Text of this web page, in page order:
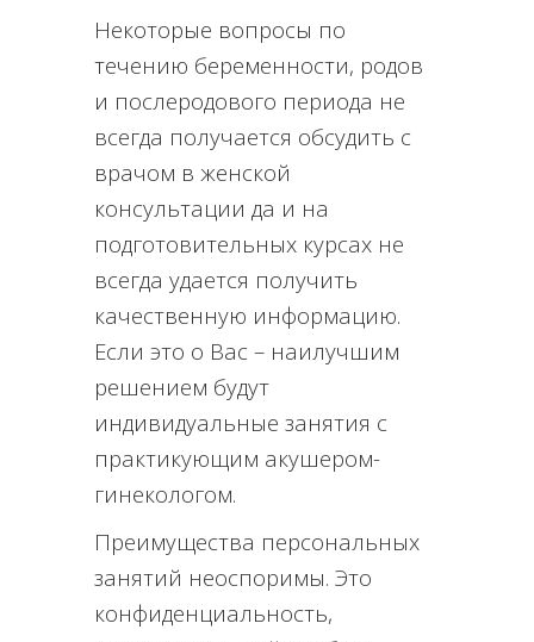
Некоторые вопросы по
течению беременности, родов
и послеродового периода не
всегда получается обсудить с
врачом в женской
консультации да и на
подготовительных курсах не
всегда удается получить
качественную информацию.
Если это о Вас – наилучшим
решением будут
индивидуальные занятия с
практикующим акушером-
гинекологом.
Преимущества персональных
занятий неоспоримы. Это
конфиденциальность,